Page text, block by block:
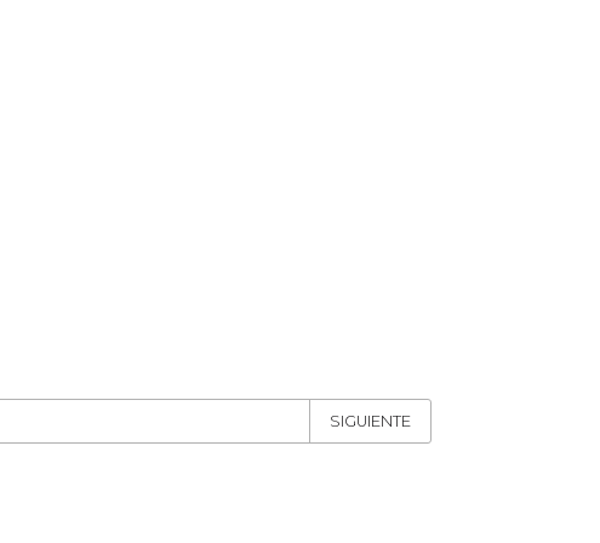
SIGUIENTE